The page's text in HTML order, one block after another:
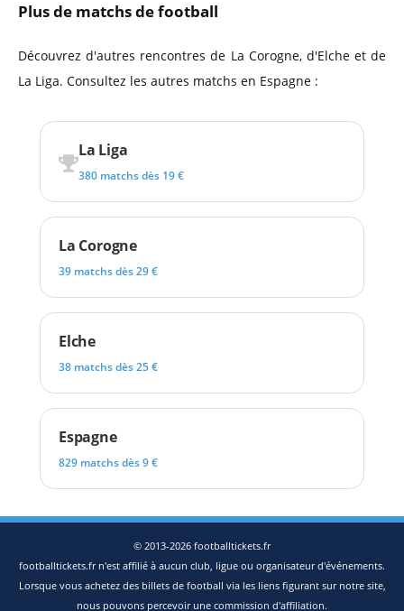
Plus de matchs de football
Découvrez d'autres rencontres de La Corogne, d'Elche et de
La Liga. Consultez les autres matchs en Espagne :
La Liga
380 matchs dès 19 €
La Corogne
39 matchs dès 29 €
Elche
38 matchs dès 25 €
Espagne
829 matchs dès 9 €
© 2013-2026 footballtickets.fr
footballtickets.fr n'est affilié à aucun club, ligue ou organisateur d'événements.
Lorsque vous achetez des billets de football via les liens figurant sur notre site,
nous pouvons percevoir une commission d'affiliation.